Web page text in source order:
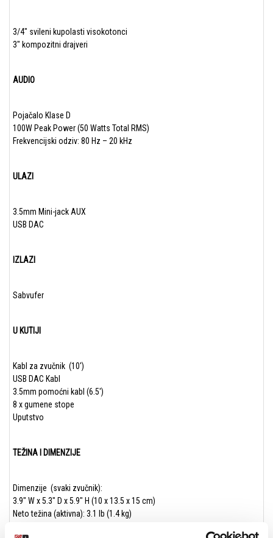
3/4″ svileni kupolasti visokotonci
3″ kompozitni drajveri
AUDIO
Pojačalo Klase D
100W Peak Power (50 Watts Total RMS)
Frekvencijski odziv: 80 Hz – 20 kHz
ULAZI
3.5mm Mini-jack AUX
USB DAC
IZLAZI
Sabvufer
U KUTIJI
Kabl za zvučnik (10′)
USB DAC Kabl
3.5mm pomoćni kabl (6.5′)
8 x gumene stope
Uputstvo
TEŽINA I DIMENZIJE
Dimenzije (svaki zvučnik):
3.9″ W x 5.3″ D x 5.9″ H (10 x 13.5 x 15 cm)
Neto težina (aktivna): 3.1 lb (1.4 kg)